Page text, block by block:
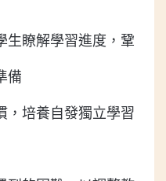
生瞭解學習進度， 鞏
備
，培養自發獨立學習